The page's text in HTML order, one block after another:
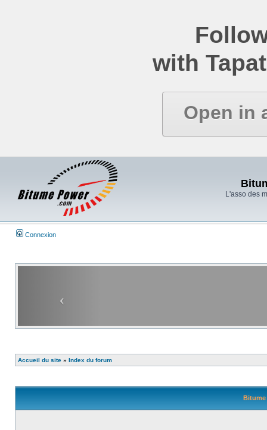
with
Open in
L'asso des
Connexion
Accueil du site » Index du forum
Bitume